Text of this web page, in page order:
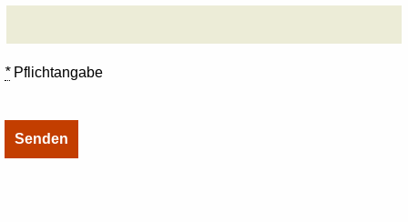
*Pflichtangabe